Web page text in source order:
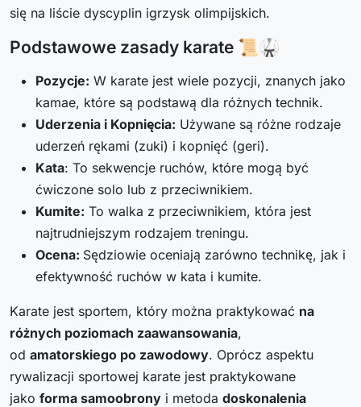
się na liście dyscyplin igrzysk olimpijskich.
Podstawowe zasady karate 📜🥋
Pozycje: W karate jest wiele pozycji, znanych jako
kamae, które są podstawą dla różnych technik.
Uderzenia i Kopnięcia: Używane są różne rodzaje
uderzeń rękami (zuki) i kopnięć (geri).
Kata: To sekwencje ruchów, które mogą być
ćwiczone solo lub z przeciwnikiem.
Kumite: To walka z przeciwnikiem, która jest
najtrudniejszym rodzajem treningu.
Ocena: Sędziowie oceniają zarówno technikę, jak i
efektywność ruchów w kata i kumite.
Karate jest sportem, który można praktykować na
różnych poziomach zaawansowania,
od amatorskiego po zawodowy. Oprócz aspektu
rywalizacji sportowej karate jest praktykowane
jako forma samoobrony i metoda doskonalenia